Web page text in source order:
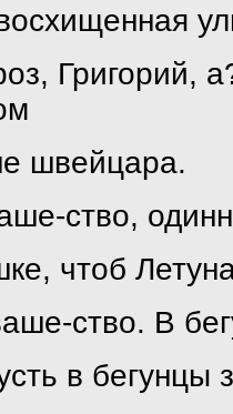
Григорий,
швейцара.
ство,
чтоб
ство. В
в бегунцы